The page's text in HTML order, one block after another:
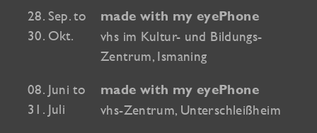
28. Sep. to
30. Okt.
made with my eyePhone
vhs im Kultur- und Bildungs-
Zentrum, Ismaning
08. Juni to
31. Juli
made with my eyePhone
vhs-Zentrum, Unterschleißheim